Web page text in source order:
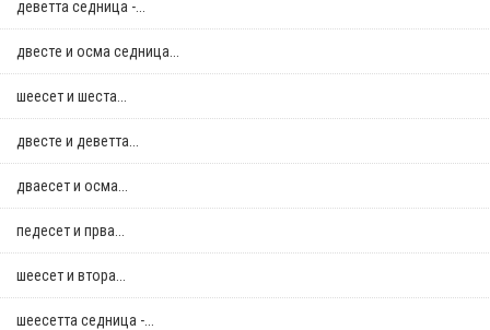
деветта седница -...
двестe и осма седница...
шеесет и шеста...
двестe и деветта...
дваесет и осма...
педесет и прва...
шеесет и втора...
шеесетта седница -...